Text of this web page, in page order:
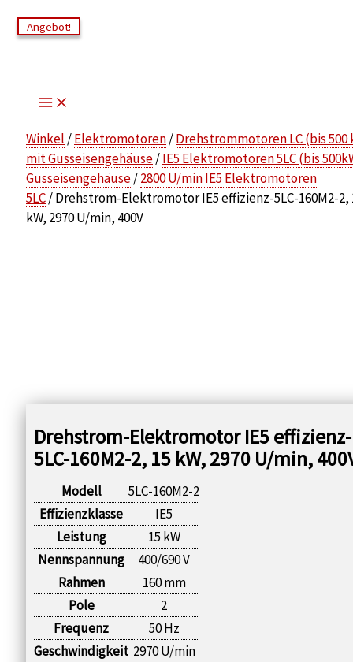
Zum
Inhalt
Winkel /Elektromotoren/Drehstrommotoren LC (bis 500
mit Gusseisengehäuse/IE5 Elektromotoren 5LC (bis
Gusseisengehäuse/2800 U/min IE5 Elektromotoren
5LC/ Drehstrom-Elektromotor IE5 effizienz-5LC-160M2-2,
kW, 2970 U/min, 400V
Drehstrom-Elektromotor IE5 effizienz-
5LC-160M2-2, 15 kW, 2970 U/min,
Modell
5LC-160M2-2
Effizienzklasse
IE5
Leistung
15 kW
Nennspannung
400/690 V
Rahmen
160 mm
Pole
2
Frequenz
50 Hz
Geschwindigkeit 2970 U/min
Angebot!
Angebot!